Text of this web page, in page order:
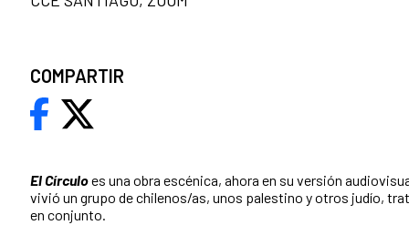
El Círculoes una obra escénica, ahora en su versión
vivió un grupo de chilenos/as, unos palestino y otros judío,
en conjunto.
COMPARTIR